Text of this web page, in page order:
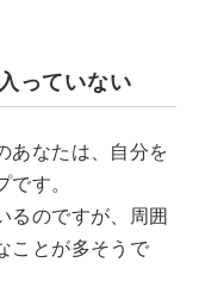
っていない
あなたは、自分を
す。
るのですが、周囲
ことが多そうで